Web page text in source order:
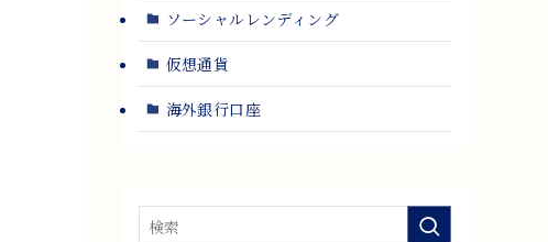
ソーシャルレンディング
仮想通貨
海外銀行口座